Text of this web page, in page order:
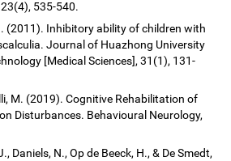
535-540.
(2011). Inhibitory ability of children with
Journal of Huazhong University
[Medical Sciences], 31(1), 131-
M. (2019). Cognitive Rehabilitation of
Disturbances. Behavioural Neurology,
Daniels, N., Op de Beeck, H., & De Smedt,